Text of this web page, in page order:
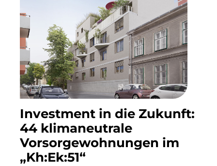
ACCUMULATA
Accumulata Operations (AOP)
AIM
Allgemeine SÜDBODEN
City 1 Group
Clean Intralogistics Net (CIN)
Clean Power Net (CPN)
Die Macherei
Investment in die Zukunft:
44 klimaneutrale
Vorsorgewohnungen im
„Kh:Ek:51“